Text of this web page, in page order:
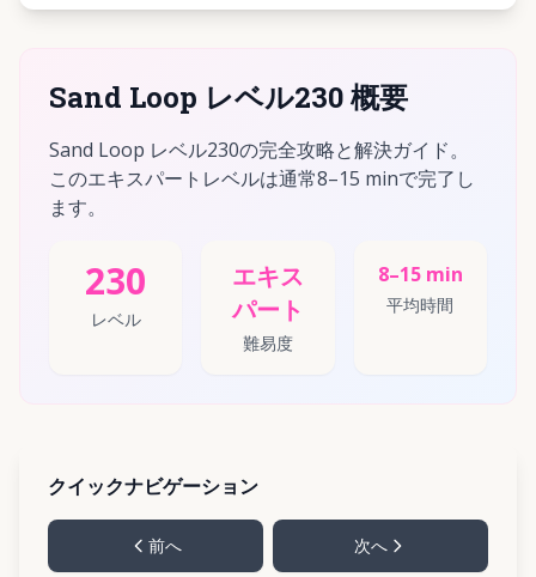
Sand Loop レベル230 概要
Sand Loop レベル230の完全攻略と解決ガイド。
このエキスパートレベルは通常8–15 minで完了し
ます。
230
レベル
エキス
パート
難易度
8–15 min
平均時間
クイックナビゲーション
前へ 次へ